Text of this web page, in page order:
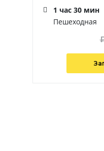
1 час 30 мин
Пешеходная